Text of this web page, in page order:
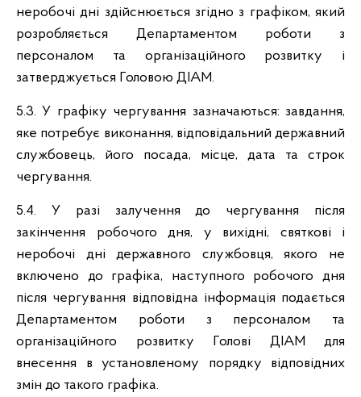
неробочі дні здійснюється згідно з графіком, який
розробляється Департаментом роботи з
персоналом та організаційного розвитку і
затверджується Головою ДІАМ.
5.3. У графіку чергування зазначаються: завдання,
яке потребує виконання, відповідальний державний
службовець, його посада, місце, дата та строк
чергування.
5.4. У разі залучення до чергування після
закінчення робочого дня, у вихідні, святкові і
неробочі дні державного службовця, якого не
включено до графіка, наступного робочого дня
після чергування відповідна інформація подається
Департаментом роботи з персоналом та
організаційного розвитку Голові ДІАМ для
внесення в установленому порядку відповідних
змін до такого графіка.